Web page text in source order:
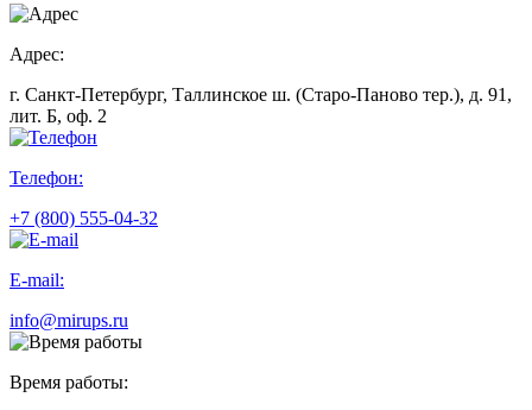
Адрес:
г. Санкт-Петербург, Таллинское ш. (Старо-Паново тер.), д. 91,
лит. Б, оф. 2
Телефон:
+7 (800) 555-04-32
E-mail:
info@mirups.ru
Время работы: